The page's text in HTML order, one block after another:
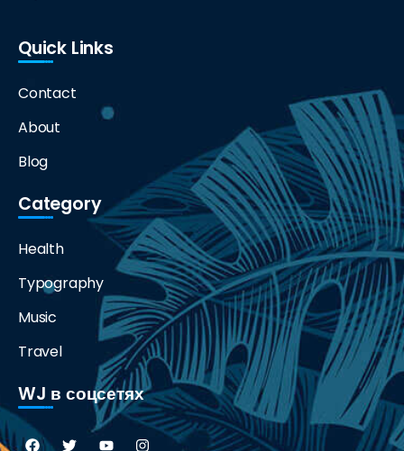
Quick Links
Contact
About
Blog
Category
Health
Typography
Music
Travel
WJ в соцсетях